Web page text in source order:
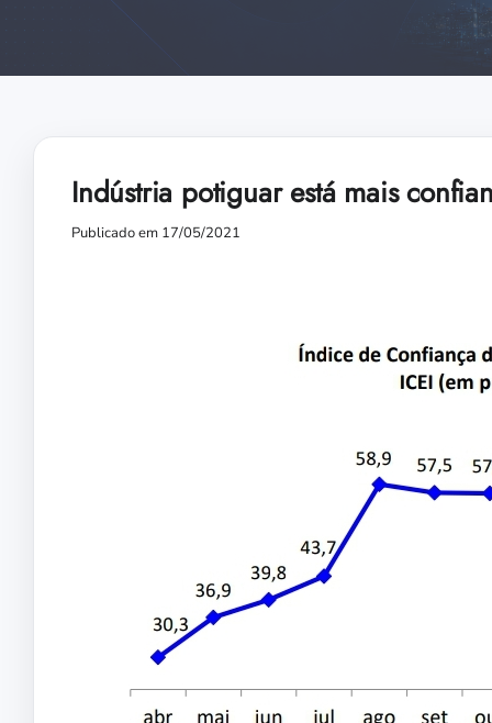
Indústria potiguar está mais
Publicado em 17/05/2021